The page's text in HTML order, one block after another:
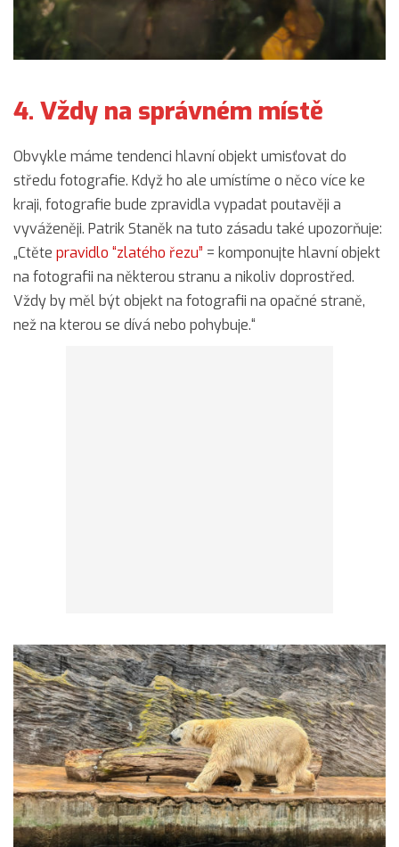
4. Vždy na správném místě
Obvykle máme tendenci hlavní objekt umisťovat do
středu fotografie. Když ho ale umístíme o něco více ke
kraji, fotografie bude zpravidla vypadat poutavěji a
vyváženěji. Patrik Staněk na tuto zásadu také upozorňuje:
„Ctěte pravidlo “zlatého řezu” = komponujte hlavní objekt
na fotografii na některou stranu a nikoliv doprostřed.
Vždy by měl být objekt na fotografii na opačné straně,
než na kterou se dívá nebo pohybuje.“